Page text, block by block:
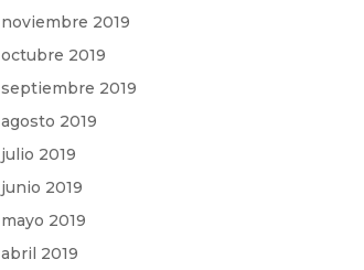
noviembre 2019
octubre 2019
septiembre 2019
agosto 2019
julio 2019
junio 2019
mayo 2019
abril 2019